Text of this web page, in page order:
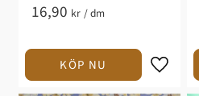
16,90 kr /dm